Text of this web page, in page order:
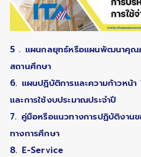
5 . แผนกลยุทธ์หรือแผนพัฒนาคุณ
สถานศึกษา
6. แผนปฏิบัติการและความก้าวหน้า
และการใช้งบประมาณประจำปี
7. คู่มือหรือแนวทางการปฏิบัติงาน
ทางการศึกษา
8. E-Service